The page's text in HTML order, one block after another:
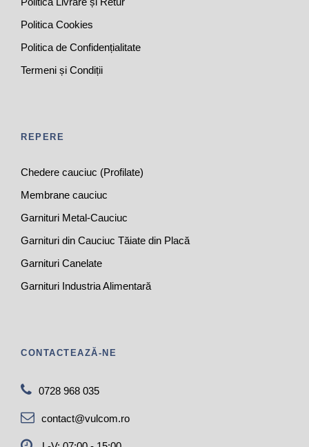
Politica Cookies
Politica de Confidențialitate
Termeni și Condiții
REPERE
Chedere cauciuc (Profilate)
Membrane cauciuc
Garnituri Metal-Cauciuc
Garnituri din Cauciuc Tăiate din Placă
Garnituri Canelate
Garnituri Industria Alimentară
CONTACTEAZĂ-NE
0728 968 035
contact@vulcom.ro